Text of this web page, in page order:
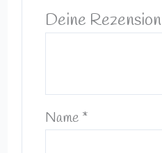
Deine Rezension
Name *